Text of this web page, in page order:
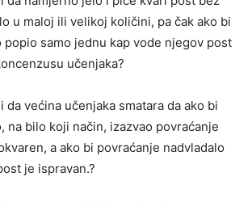
u maloj ili velikoj količini, pa čak ako bi
popio samo jednu kap vode njegov post
učenjaka?
da većina učenjaka smatara da ako bi
na bilo koji način, izazvao povraćanje
a ako bi povraćanje nadvladalo
je ispravan.?